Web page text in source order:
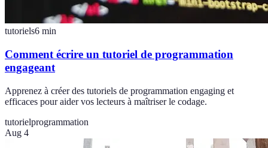
tutoriels6 min
Comment écrire un tutoriel de programmation
engageant
Apprenez à créer des tutoriels de programmation engaging et
efficaces pour aider vos lecteurs à maîtriser le codage.
tutorielprogrammation
Aug 4